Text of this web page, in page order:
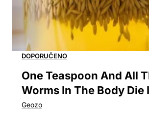
One Teaspoon And All
Worms In The Body